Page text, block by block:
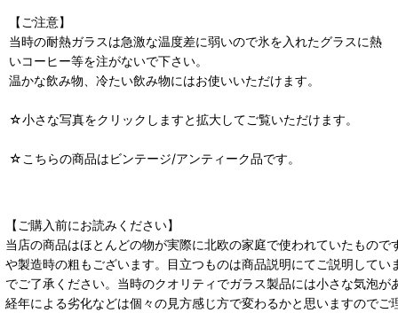
【ご注意】
当時の耐熱ガラスは急激な温度差に弱いので氷を入れたグラスに熱
いコーヒー等を注がないで下さい。
温かな飲み物、冷たい飲み物にはお使いいただけます。
☆小さな写真をクリックしますと拡大してご覧いただけます。
☆こちらの商品はビンテージ/アンティーク品です。
【ご購入前にお読みください】
当店の商品はほとんどの物が実際に北欧の家庭で使われていたもの
や製造時の粗もございます。目立つものは商品説明にてご説明して
でご了承ください。当時のクオリティでガラス製品には小さな気泡が
経年による劣化などは個々の見方感じ方で変わるかと思いますのでご